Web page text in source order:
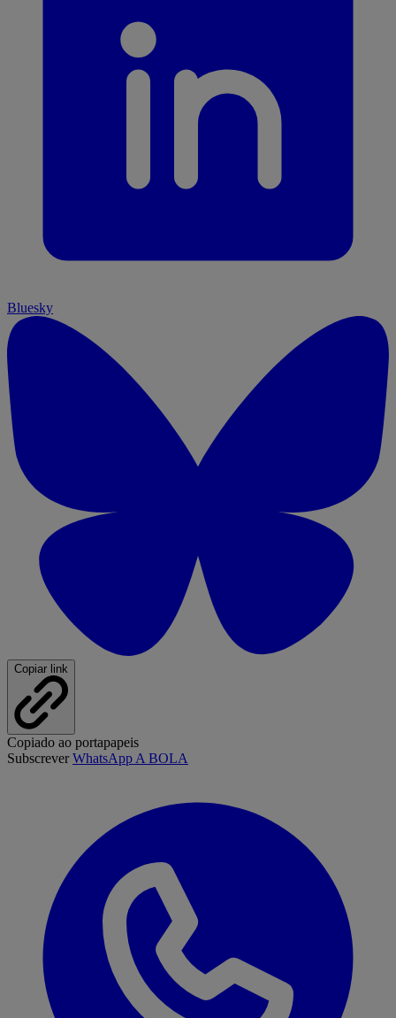
Bluesky
Copiar link
Copiado ao portapapeis
SubscreverWhatsApp A BOLA